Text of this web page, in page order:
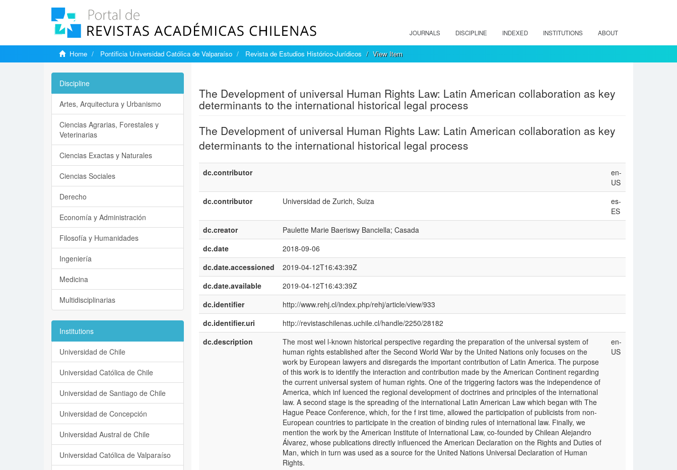
JOURNALS DISCIPLINE INDEXED INSTITUTIONS ABOUT
Home Pontificia Universidad Católica de Valparaíso Revista de Estudios Histórico-Jurídicos View Item
The Development of universal Human Rights Law: Latin American collaboration as key
determinants to the international historical legal process
The Development of universal Human Rights Law: Latin American collaboration as key
determinants to the international historical legal process
dc.contributor
en-
US
dc.contributor
Universidad de Zurich, Suiza
es-
ES
dc.creator
Paulette Marie Baeriswy Banciella; Casada
dc.date
2018-09-06
dc.date.accessioned
2019-04-12T16:43:39Z
dc.date.available
2019-04-12T16:43:39Z
dc.identifier
http://www.rehj.cl/index.php/rehj/article/view/933
dc.identifier.uri
http://revistaschilenas.uchile.cl/handle/2250/28182
dc.description
The most wel l-known historical perspective regarding the preparation of the universal system of
human rights established after the Second World War by the United Nations only focuses on the
work by European lawyers and disregards the important contribution of Latin America. The purpose
of this work is to identify the interaction and contribution made by the American Continent regarding
the current universal system of human rights. One of the triggering factors was the independence of
America, which inf luenced the regional development of doctrines and principles of the international
law. A second stage is the spreading of the international Latin American Law which began with The
Hague Peace Conference, which, for the f irst time, allowed the participation of publicists from non-
European countries to participate in the creation of binding rules of international law. Finally, we
mention the work by the American Institute of International Law, co-founded by Chilean Alejandro
Álvarez, whose publications directly influenced the American Declaration on the Rights and Duties of
Man, which in turn was used as a source for the United Nations Universal Declaration of Human
Rights.
en-
US
Discipline
Artes, Arquitectura y Urbanismo
Ciencias Agrarias, Forestales y
Veterinarias
Ciencias Exactas y Naturales
Ciencias Sociales
Derecho
Economía y Administración
Filosofía y Humanidades
Ingeniería
Medicina
Multidisciplinarias
Institutions
Universidad de Chile
Universidad Católica de Chile
Universidad de Santiago de Chile
Universidad de Concepción
Universidad Austral de Chile
Universidad Católica de Valparaíso